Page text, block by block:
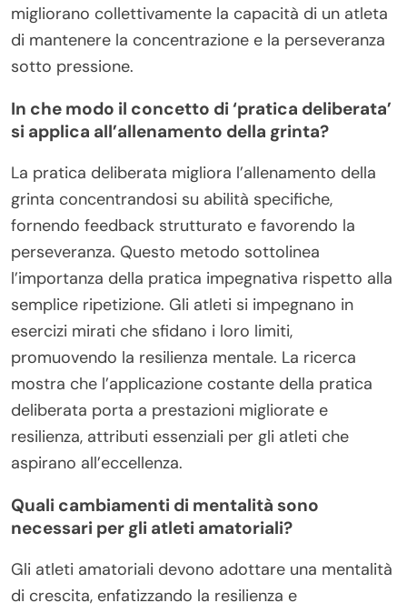
migliorano collettivamente la capacità di un atleta
di mantenere la concentrazione e la perseveranza
sotto pressione.
In che modo il concetto di ‘pratica deliberata’
si applica all’allenamento della grinta?
La pratica deliberata migliora l’allenamento della
grinta concentrandosi su abilità specifiche,
fornendo feedback strutturato e favorendo la
perseveranza. Questo metodo sottolinea
l’importanza della pratica impegnativa rispetto alla
semplice ripetizione. Gli atleti si impegnano in
esercizi mirati che sfidano i loro limiti,
promuovendo la resilienza mentale. La ricerca
mostra che l’applicazione costante della pratica
deliberata porta a prestazioni migliorate e
resilienza, attributi essenziali per gli atleti che
aspirano all’eccellenza.
Quali cambiamenti di mentalità sono
necessari per gli atleti amatoriali?
Gli atleti amatoriali devono adottare una mentalità
di crescita, enfatizzando la resilienza e